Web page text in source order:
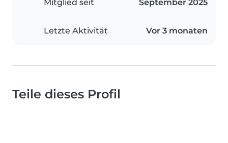
Mitglied seit September 2025
Letzte Aktivität Vor 3 monaten
Teile dieses Profil